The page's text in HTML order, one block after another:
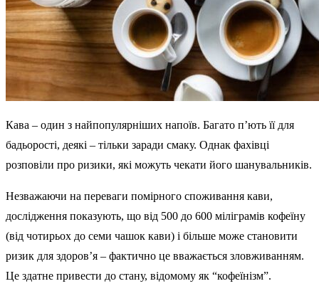
Кава – один з найпопулярніших напоїв. Багато п’ють її для
бадьорості, деякі – тільки заради смаку. Однак фахівці
розповіли про ризики, які можуть чекати його шанувальників.
Незважаючи на переваги помірного споживання кави,
дослідження показують, що від 500 до 600 міліграмів кофеїну
(від чотирьох до семи чашок кави) і більше може становити
ризик для здоров’я – фактично це вважається зловживанням.
Це здатне привести до стану, відомому як “кофеїнізм”.